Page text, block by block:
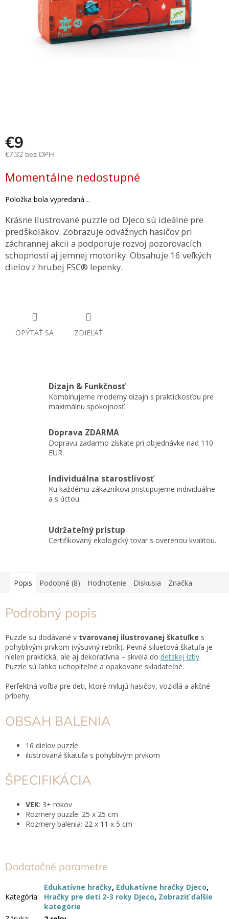
Prihlásenie
€9
€7,32 bez DPH
cena:
Momentálne nedostupné
Položka bola vypredaná…
Krásne ilustrované puzzle od Djeco sú ideálne pre
predškolákov. Zobrazuje odvážnych hasičov pri
záchrannej akcii a podporuje rozvoj pozorovacích
schopností aj jemnej motoriky. Obsahuje 16 veľkých
dielov z hrubej FSC® lepenky.
OPÝTAŤ SA ZDIEĽAŤ
Dizajn & Funkčnosť
Kombinujeme moderný dizajn s praktickosťou pre
maximálnu spokojnosť.
Doprava ZDARMA
Dopravu zadarmo získate pri objednávke nad 110
EUR.
Individuálna starostlivosť
Ku každému zákazníkovi pristupujeme individuálne
a s úctou.
Udržateľný prístup
Certifikovaný ekologický tovar s overenou kvalitou.
Popis Podobné (8) Hodnotenie Diskusia Značka
Podrobný popis
Puzzle su dodávané v tvarovanej ilustrovanej škatuľke s
pohyblivým prvkom (výsuvný rebrík). Pevná siluetová škatuľa je
nielen praktická, ale aj dekoratívna – skvelá do detskej izby.
Puzzle sú ľahko uchopiteľné a opakovane skladateľné.
Perfektná voľba pre deti, ktoré milujú hasičov, vozidlá a akčné
príbehy.
OBSAH BALENIA
16 dielov puzzle
ilustrovaná škatuľa s pohyblivým prvkom
ŠPECIFIKÁCIA
VEK: 3+ rokov
Rozmery puzzle: 25 x 25 cm
Rozmery balenia: 22 x 11 x 5 cm
Dodatočné parametre
Kategória:
Edukatívne hračky, Edukatívne hračky Djeco,
Hračky pre deti 2-3 roky Djeco, Zobraziť ďalšie
kategórie